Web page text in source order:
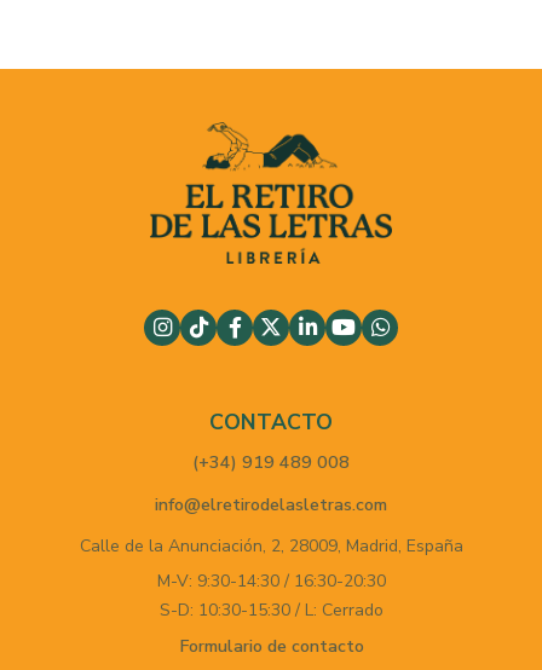
CONTACTO
(+34) 919 489 008
info@elretirodelasletras.com
Calle de la Anunciación, 2, 28009, Madrid, España
M-V: 9:30-14:30 / 16:30-20:30
S-D: 10:30-15:30 / L: Cerrado
Formulario de contacto